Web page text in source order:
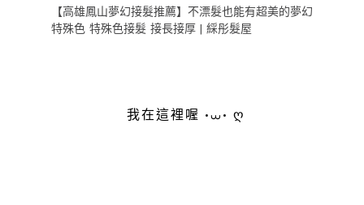
【高雄鳳山夢幻接髮推薦】不漂髮也能有超美的夢幻
特殊色 特殊色接髮 接長接厚 | 綵彤髮屋
我在這裡喔 •⩊• ღ